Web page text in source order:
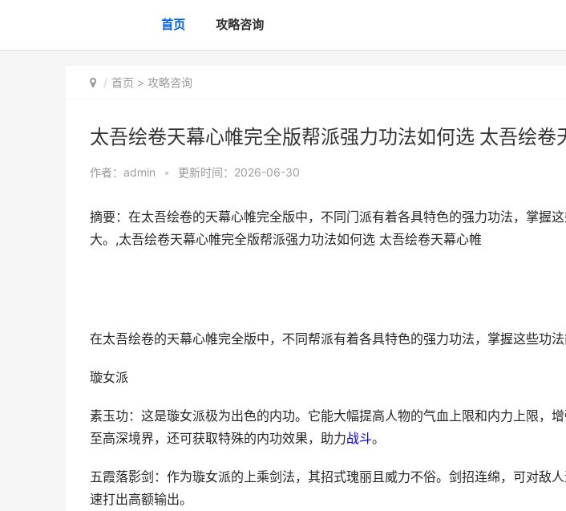
首页 攻略咨询
首页 > 攻略咨询
太吾绘卷天幕心帷完全版帮派强力功法如何选 太吾绘卷
作者： admin • 更新时间：2026-06-30
摘要：在太吾绘卷的天幕心帷完全版中，不同门派有着各具特色的强力功法，掌握
大。,太吾绘卷天幕心帷完全版帮派强力功法如何选 太吾绘卷天幕心帷
在太吾绘卷的天幕心帷完全版中，不同帮派有着各具特色的强力功法，掌握这些功法
璇女派
素玉功：这是璇女派极为出色的内功。它能大幅提高人物的气血上限和内力上限，
至高深境界，还可获取特殊的内功效果，助力战斗。
五霞落影剑：作为璇女派的上乘剑法，其招式瑰丽且威力不俗。剑招连绵，可对敌
速打出高额输出。